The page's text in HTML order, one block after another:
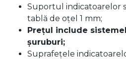
Suportul indicatoarelor
tablă de oţel 1 mm;
Preţul include
şuruburi;
Suprafeţele